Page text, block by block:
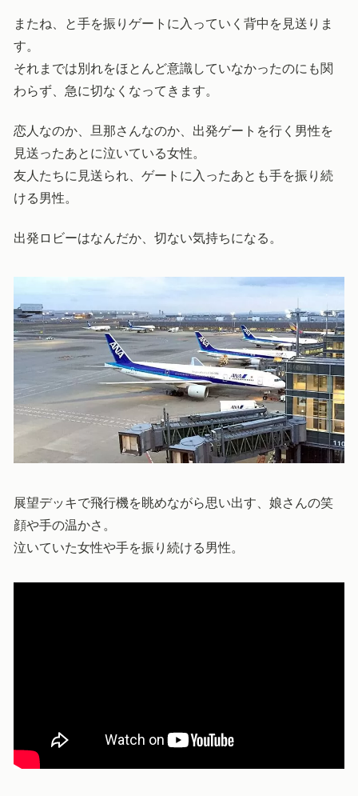
またね、と手を振りゲートに入っていく背中を見送りま
す。
それまでは別れをほとんど意識していなかったのにも関
わらず、急に切なくなってきます。
恋人なのか、旦那さんなのか、出発ゲートを行く男性を
見送ったあとに泣いている女性。
友人たちに見送られ、ゲートに入ったあとも手を振り続
ける男性。
出発ロビーはなんだか、切ない気持ちになる。
展望デッキで飛行機を眺めながら思い出す、娘さんの笑
顔や手の温かさ。
泣いていた女性や手を振り続ける男性。